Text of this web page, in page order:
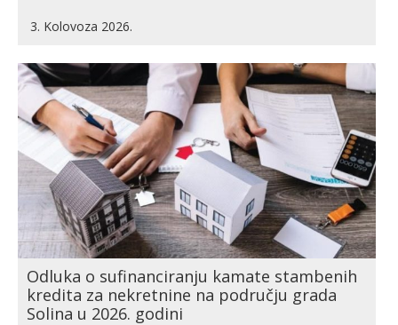
3. Kolovoza 2026.
Odluka o sufinanciranju kamate stambenih
kredita za nekretnine na području grada
Solina u 2026. godini